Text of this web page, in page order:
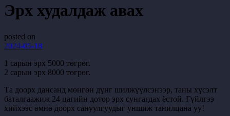
Эрх худалдаж авах
posted on
2024-05-18
1 сарын эрх 5000 төгрөг.
2 сарын эрх 8000 төгрөг.
Та доорх дансанд мөнгөн дүнг шилжүүлсэнээр, таны хүсэлт
баталгаажиж 24 цагийн дотор эрх сунгагдах ёстой. Гүйлгээ
хийхээс өмнө доорх сануулгуудыг уншиж танилцана уу!